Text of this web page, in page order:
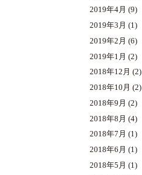
2019年4月 (9)
2019年3月 (1)
2019年2月 (6)
2019年1月 (2)
2018年12月 (2)
2018年10月 (2)
2018年9月 (2)
2018年8月 (4)
2018年7月 (1)
2018年6月 (1)
2018年5月 (1)